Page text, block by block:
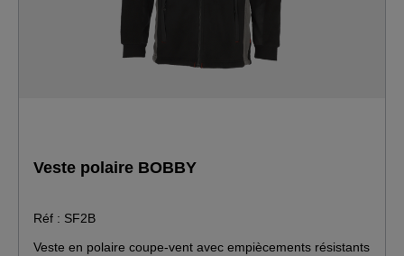
Veste polaire BOBBY
Réf : SF2B
Veste en polaire coupe-vent avec empiècements résistants